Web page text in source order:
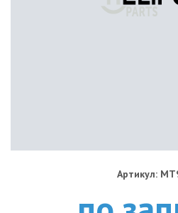
Артикул: